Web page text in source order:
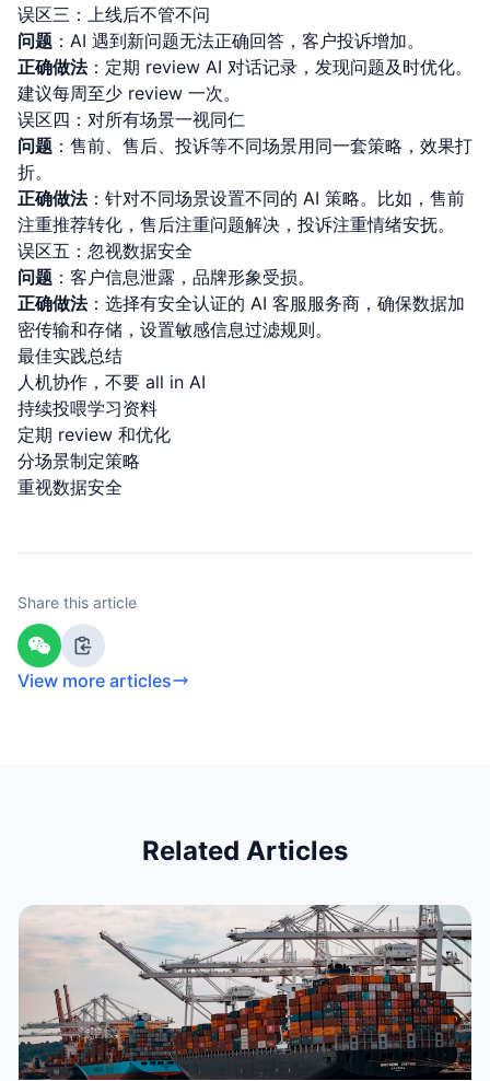
误区三：上线后不管不问
问题 ：AI 遇到新问题无法正确回答，客户投诉增加。
正确做法：定期 review AI 对话记录，发现问题及时优化。
建议每周至少 review 一次。
误区四：对所有场景一视同仁
问题 ：售前、售后、投诉等不同场景用同一套策略，效果打
折。
正确做法：针对不同场景设置不同的 AI 策略。比如，售前
注重推荐转化，售后注重问题解决，投诉注重情绪安抚。
误区五：忽视数据安全
问题 ：客户信息泄露，品牌形象受损。
正确做法：选择有安全认证的 AI 客服服务商，确保数据加
密传输和存储，设置敏感信息过滤规则。
最佳实践总结
人机协作，不要 all in AI
持续投喂学习资料
定期 review 和优化
分场景制定策略
重视数据安全
Share this article
View more articles
Related Articles